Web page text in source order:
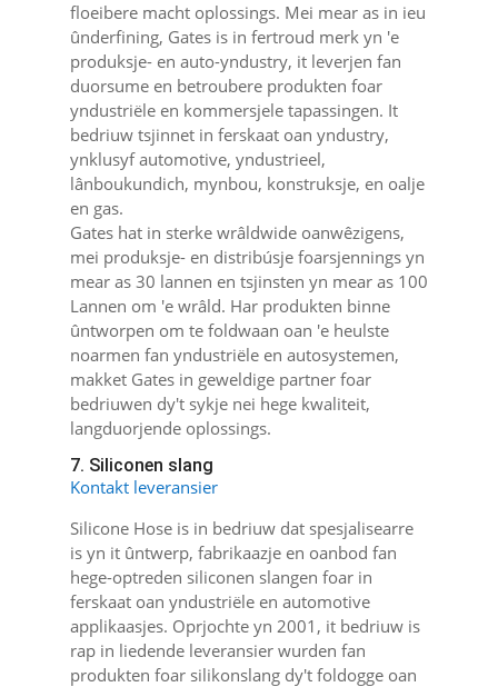
floeibere macht oplossings. Mei mear as in ieu
ûnderfining, Gates is in fertroud merk yn 'e
produksje- en auto-yndustry, it leverjen fan
duorsume en betroubere produkten foar
yndustriële en kommersjele tapassingen. It
bedriuw tsjinnet in ferskaat oan yndustry,
ynklusyf automotive, yndustrieel,
lânboukundich, mynbou, konstruksje, en oalje
en gas.
Gates hat in sterke wrâldwide oanwêzigens,
mei produksje- en distribúsje foarsjennings yn
mear as 30 lannen en tsjinsten yn mear as 100
Lannen om 'e wrâld. Har produkten binne
ûntworpen om te foldwaan oan 'e heulste
noarmen fan yndustriële en autosystemen,
makket Gates in geweldige partner foar
bedriuwen dy't sykje nei hege kwaliteit,
langduorjende oplossings.
7. Siliconen slang
Kontakt leveransier
Silicone Hose is in bedriuw dat spesjalisearre
is yn it ûntwerp, fabrikaazje en oanbod fan
hege-optreden siliconen slangen foar in
ferskaat oan yndustriële en automotive
applikaasjes. Oprjochte yn 2001, it bedriuw is
rap in liedende leveransier wurden fan
produkten foar silikonslang dy't foldogge oan